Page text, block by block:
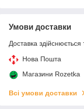
Умови доставки
Доставка здійснюється
Нова Пошта
Магазини Rozetka
Всі умови доставки